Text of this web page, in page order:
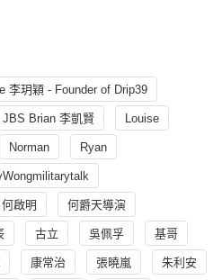
李玥穎 - Founder of Drip39
JBS Brian 李凱賢 Louise
Norman Ryan
何啟明 何爵天導演
古立 吳佩孚 基哥
康常治 張曉嵐 朱利安